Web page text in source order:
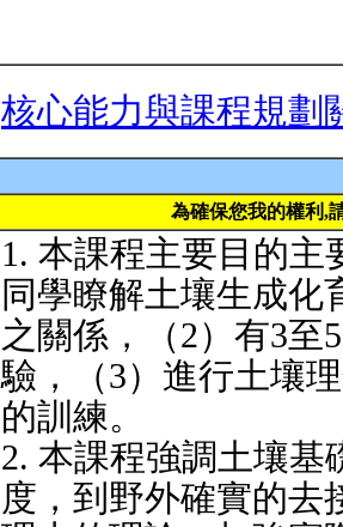
核心能力與課程規劃
為確保您我的權利,
1. 本課程主要目的主
同學瞭解土壤生成化
之關係，（2）有3至
驗，（3）進行土壤
的訓練。
2. 本課程強調土壤基
度，到野外確實的去